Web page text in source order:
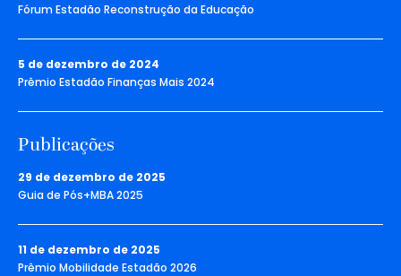
Fórum Estadão Reconstrução da Educação
5 de dezembro de 2024
Prêmio Estadão Finanças Mais 2024
Publicações
29 de dezembro de 2025
Guia de Pós+MBA 2025
11 de dezembro de 2025
Prêmio Mobilidade Estadão 2026